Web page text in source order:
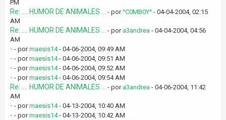
PM
Re: .... HUMOR DE ANIMALES ... - por^C0MB0Y^ - 04-04-2004, 02:15
AM
Re: .... HUMOR DE ANIMALES ... - por a3andrea - 04-04-2004, 04:56
AM
- - pormaesis14- 04-06-2004, 09:49 AM
- - pormaesis14- 04-06-2004, 09:51 AM
- - pormaesis14- 04-06-2004, 09:52 AM
- - pormaesis14- 04-06-2004, 09:54 AM
Re: .... HUMOR DE ANIMALES ... - por a3andrea - 04-06-2004, 11:42
AM
- - pormaesis14- 04-13-2004, 10:40 AM
- - pormaesis14- 04-13-2004, 10:42 AM